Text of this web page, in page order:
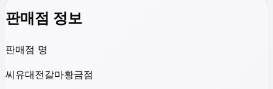
판매점 정보
판매점 명
씨유대전갈마황금점